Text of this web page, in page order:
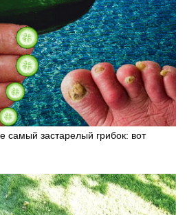
самый застарелый грибок: вот